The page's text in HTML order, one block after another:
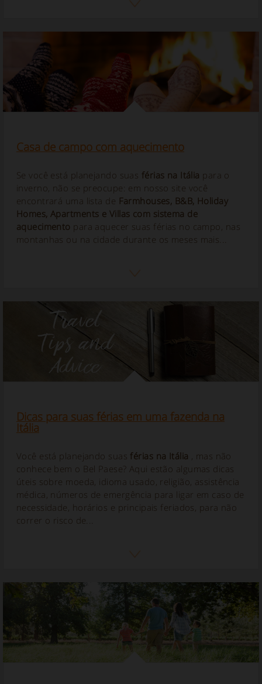
Casa de campo com aquecimento
Se você está planejando suas férias na Itália para o
inverno, não se preocupe: em nosso site você
encontrará uma lista de Farmhouses, B&B, Holiday
Homes, Apartments e Villas com sistema de
aquecimento para aquecer suas férias no campo, nas
montanhas ou na cidade durante os meses mais...
Dicas para suas férias em uma fazenda na
Itália
Você está planejando suas férias na Itália , mas não
conhece bem o Bel Paese? Aqui estão algumas dicas
úteis sobre moeda, idioma usado, religião, assistência
médica, números de emergência para ligar em caso de
necessidade, horários e principais feriados, para não
correr o risco de...